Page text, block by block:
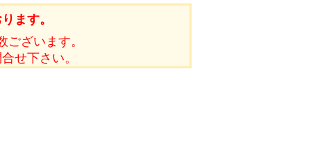
ます。
ざいます。
せ下さい。